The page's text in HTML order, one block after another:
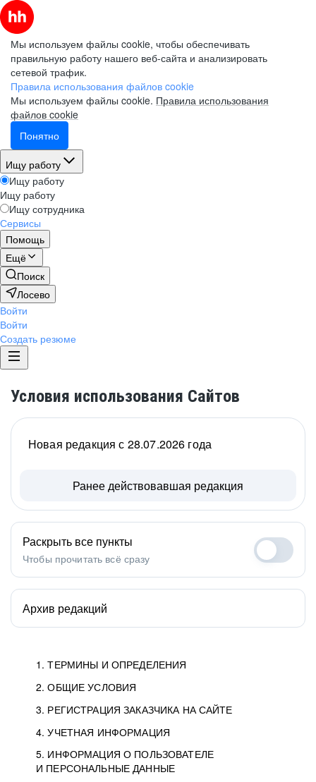
Мы используем файлы cookie, чтобы обеспечивать
правильную работу нашего веб-сайта и анализировать
сетевой трафик.
Правила использования файлов cookie
Мы используем файлы cookie. Правила использования
файлов cookie
Понятно
Ищу работу
Ищу работу
Ищу работу
Ищу сотрудника
Сервисы
Помощь
Ещё
Поиск
Лосево
Войти
Войти
Создать резюме
Условия использования Сайтов
1. ТЕРМИНЫ И ОПРЕДЕЛЕНИЯ
2. ОБЩИЕ УСЛОВИЯ
3. РЕГИСТРАЦИЯ ЗАКАЗЧИКА НА САЙТЕ
4. УЧЕТНАЯ ИНФОРМАЦИЯ
5. ИНФОРМАЦИЯ О ПОЛЬЗОВАТЕЛЕ
И ПЕРСОНАЛЬНЫЕ ДАННЫЕ
Новая редакция с 28.07.2026 года
Ранее действовавшая редакция
Раскрыть все пункты
Чтобы прочитать всё сразу
Архив редакций